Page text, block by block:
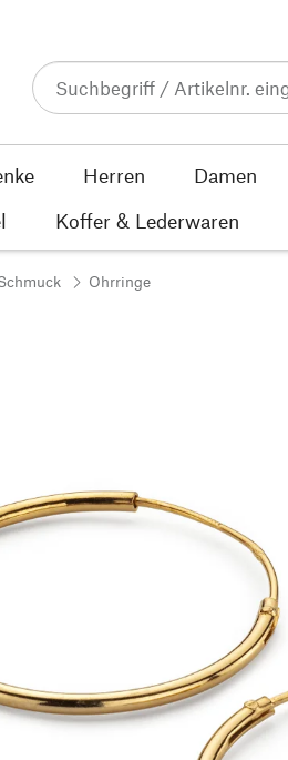
Herren Damen
Koffer & Lederwaren
Ohrringe